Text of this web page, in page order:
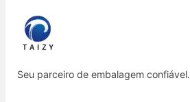
Seu parceiro de embalagem confiável.